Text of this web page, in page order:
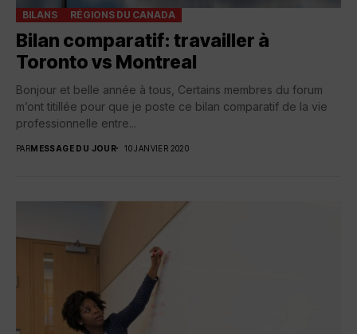
BILANS RÉGIONS DU CANADA
Bilan comparatif: travailler à
Toronto vs Montreal
Bonjour et belle année à tous, Certains membres du forum
m’ont titillée pour que je poste ce bilan comparatif de la vie
professionnelle entre...
PARMESSAGE DU JOUR 10 JANVIER 2020